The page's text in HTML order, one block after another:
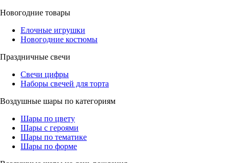
Новогодние товары
Елочные игрушки
Новогодние костюмы
Праздничные свечи
Свечи цифры
Наборы свечей для торта
Воздушные шары по категориям
Шары по цвету
Шары с героями
Шары по тематике
Шары по форме